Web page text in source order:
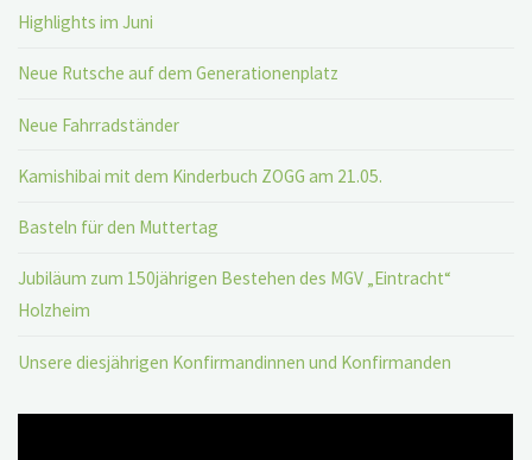
Highlights im Juni
Neue Rutsche auf dem Generationenplatz
Neue Fahrradständer
Kamishibai mit dem Kinderbuch ZOGG am 21.05.
Basteln für den Muttertag
Jubiläum zum 150jährigen Bestehen des MGV „Eintracht“
Holzheim
Unsere diesjährigen Konfirmandinnen und Konfirmanden